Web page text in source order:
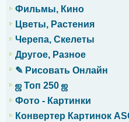
Фильмы, Кино
Цветы, Растения
Черепа, Скелеты
Другое, Разное
✎ Рисовать Онлайн
ஜ Топ 250 ஜ
Фото - Картинки
Конвертер Картинок